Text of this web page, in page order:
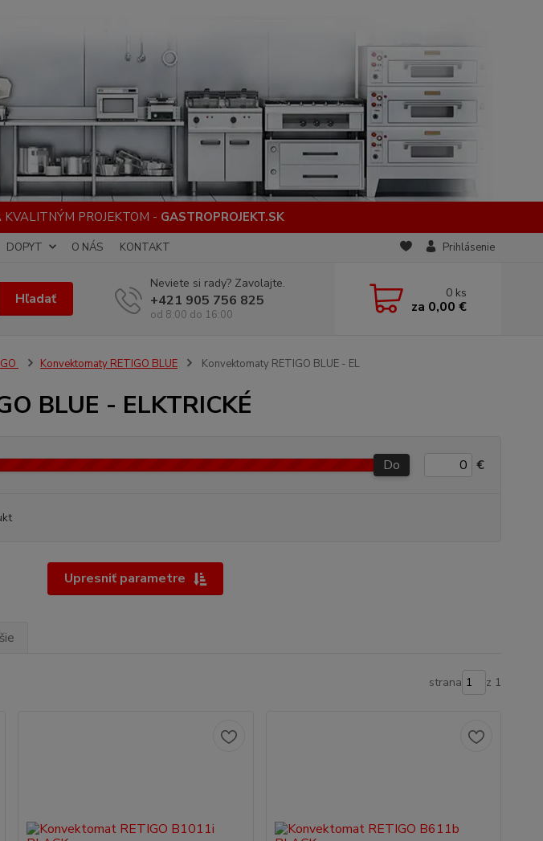
PROJEKTOM - GASTROPROJEKT.SK
DOPYT O NÁS KONTAKT Prihlásenie
Hľadať
Neviete si rady? Zavolajte.
+421 905 756 825
od 8:00 do 16:00
0 ks
za 0,00 €
Konvektomaty RETIGO BLUE Konvektomaty RETIGO BLUE - EL
BLUE - ELKTRICKÉ
Upresniť parametre
Do €
strana z 1